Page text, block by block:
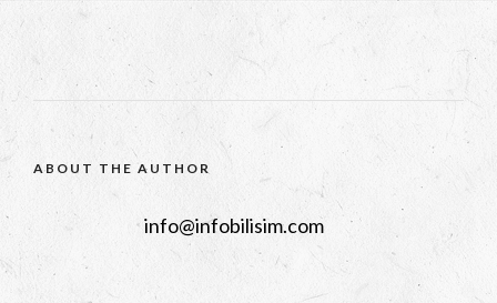
ABOUT THE AUTHOR
info@infobilisim.com